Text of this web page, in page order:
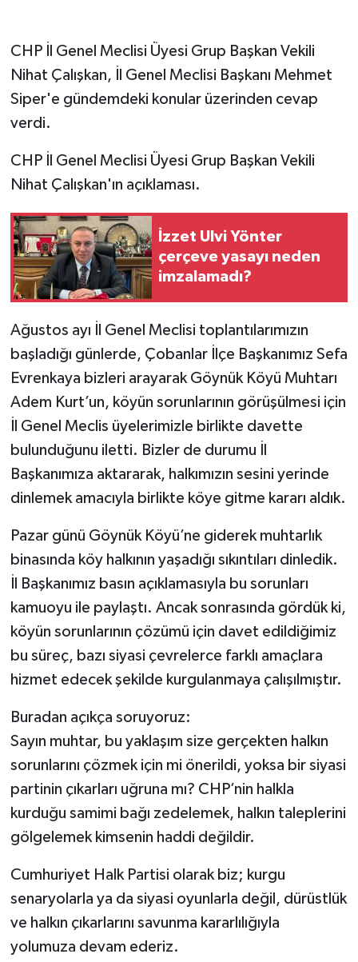
CHP İl Genel Meclisi Üyesi Grup Başkan Vekili
Nihat Çalışkan, İl Genel Meclisi Başkanı Mehmet
Siper'e gündemdeki konular üzerinden cevap
verdi.
CHP İl Genel Meclisi Üyesi Grup Başkan Vekili
Nihat Çalışkan'ın açıklaması.
İzzet Ulvi Yönter
çerçeve yasayı neden
imzalamadı?
Ağustos ayı İl Genel Meclisi toplantılarımızın
başladığı günlerde, Çobanlar İlçe Başkanımız Sefa
Evrenkaya bizleri arayarak Göynük Köyü Muhtarı
Adem Kurt’un, köyün sorunlarının görüşülmesi için
İl Genel Meclis üyelerimizle birlikte davette
bulunduğunu iletti. Bizler de durumu İl
Başkanımıza aktararak, halkımızın sesini yerinde
dinlemek amacıyla birlikte köye gitme kararı aldık.
Pazar günü Göynük Köyü’ne giderek muhtarlık
binasında köy halkının yaşadığı sıkıntıları dinledik.
İl Başkanımız basın açıklamasıyla bu sorunları
kamuoyu ile paylaştı. Ancak sonrasında gördük ki,
köyün sorunlarının çözümü için davet edildiğimiz
bu süreç, bazı siyasi çevrelerce farklı amaçlara
hizmet edecek şekilde kurgulanmaya çalışılmıştır.
Buradan açıkça soruyoruz:
Sayın muhtar, bu yaklaşım size gerçekten halkın
sorunlarını çözmek için mi önerildi, yoksa bir siyasi
partinin çıkarları uğruna mı? CHP’nin halkla
kurduğu samimi bağı zedelemek, halkın taleplerini
gölgelemek kimsenin haddi değildir.
Cumhuriyet Halk Partisi olarak biz; kurgu
senaryolarla ya da siyasi oyunlarla değil, dürüstlük
ve halkın çıkarlarını savunma kararlılığıyla
yolumuza devam ederiz.